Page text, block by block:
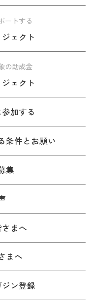
ートする
ェクト
の助成金
ェクト
加する
条件とお願い
集
まへ
まへ
ン登録